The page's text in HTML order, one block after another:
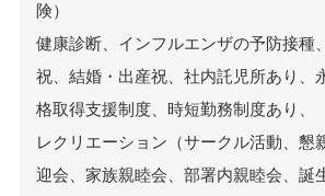
険）
健康診断、インフルエンザの予防接種
祝、結婚・出産祝、社内託児所あり、
格取得支援制度、時短勤務制度あり、
レクリエーション（サークル活動、懇
迎会、家族親睦会、部署内親睦会、誕